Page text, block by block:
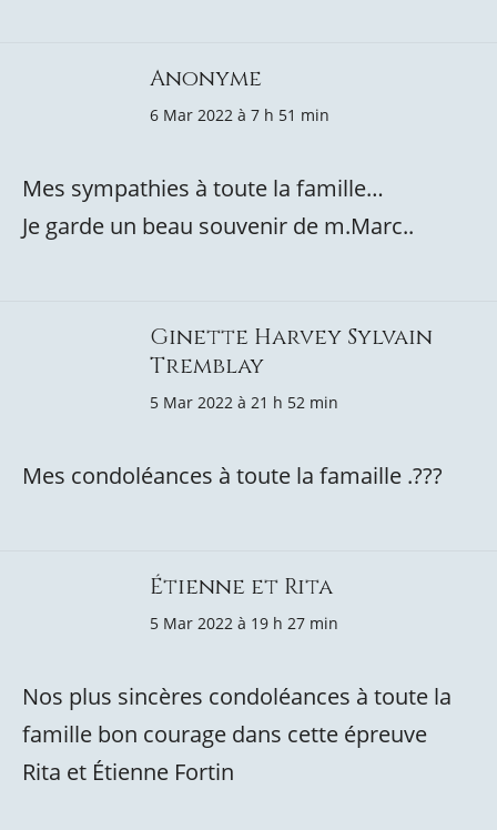
Anonyme
6 Mar 2022 à 7 h 51 min
Mes sympathies à toute la famille…
Je garde un beau souvenir de m.Marc..
Ginette Harvey Sylvain
Tremblay
5 Mar 2022 à 21 h 52 min
Mes condoléances à toute la famaille .???
Étienne et Rita
5 Mar 2022 à 19 h 27 min
Nos plus sincères condoléances à toute la
famille bon courage dans cette épreuve
Rita et Étienne Fortin